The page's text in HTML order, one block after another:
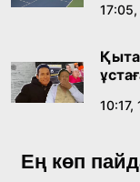
Жасанды
18:16, 20 Шілде
жетістіктері
Ең көп